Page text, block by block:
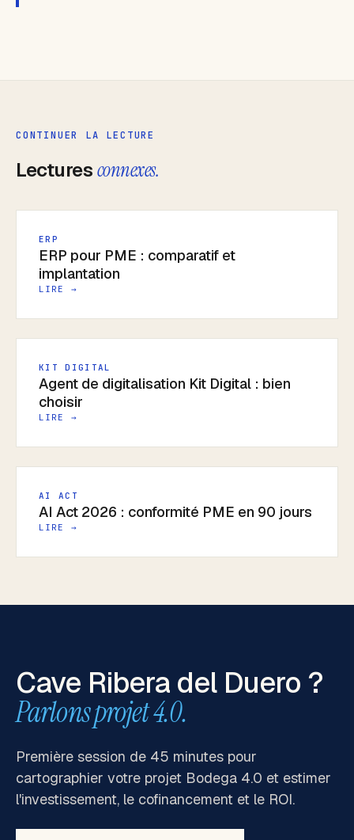
CONTINUER LA LECTURE
Lecturesconnexes.
ERP
ERP pour PME : comparatif et
implantation
LIRE →
KIT DIGITAL
Agent de digitalisation Kit Digital : bien
choisir
LIRE →
AI ACT
AI Act 2026 : conformité PME en 90 jours
LIRE →
Cave Ribera del Duero ?
Parlons projet 4.0.
Première session de 45 minutes pour
cartographier votre projet Bodega 4.0 et estimer
l'investissement, le cofinancement et le ROI.